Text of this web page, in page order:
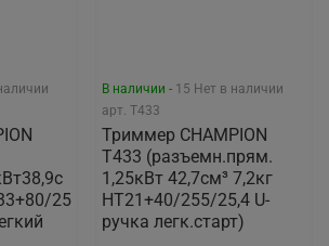
25
В наличии - 15 Нет в наличии
арт. T433
Триммер CHAMPION
Т433 (разъемн.прям.
1,25кВт 42,7см³ 7,2кг
HT21+40/255/25,4 U-
ручка легк.старт)